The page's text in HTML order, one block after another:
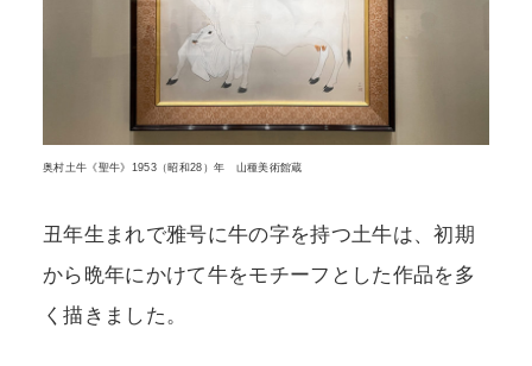
奥村土牛《聖牛》1953（昭和28）年 山種美術館蔵
丑年生まれで雅号に牛の字を持つ土牛は、初期
から晩年にかけて牛をモチーフとした作品を多
く描きました。